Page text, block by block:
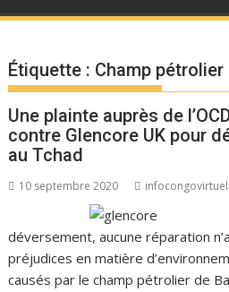
Étiquette : Champ pétrolier
Une plainte auprès de
contre Glencore UK pour
au Tchad
10 septembre 2020 infocongovirtuel
déversement, aucune réparation
préjudices en matière
causés par le champ pétrolier de